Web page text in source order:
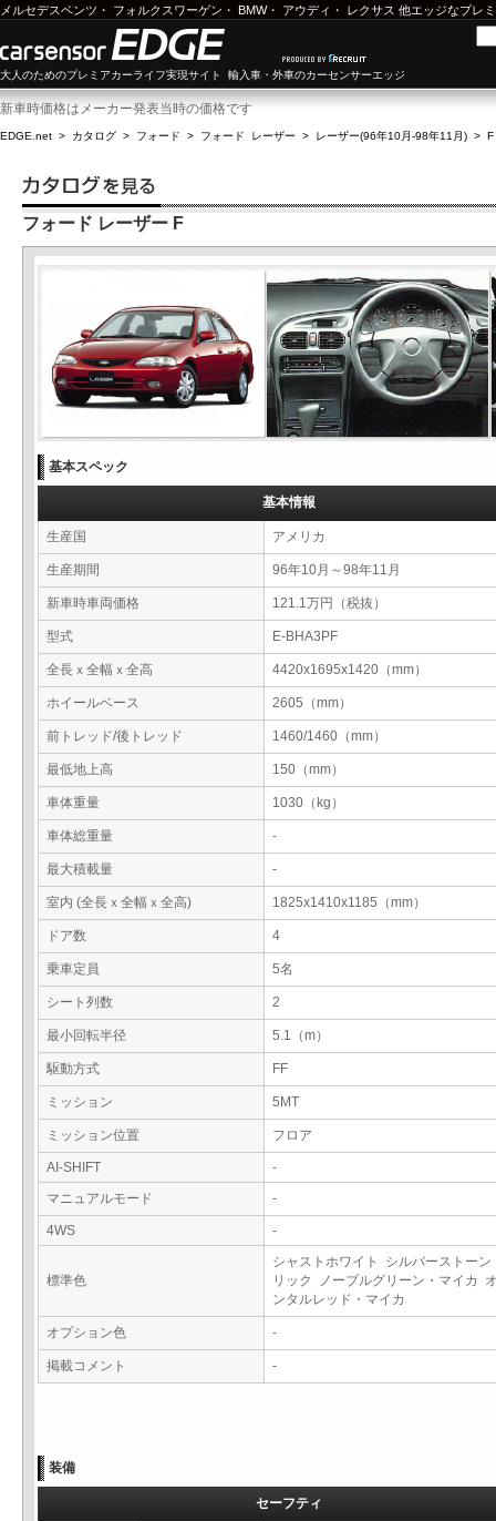
メルセデスベンツ ・ フォルクスワーゲン ・ BMW・ アウディ ・ レクサス 他エッジなプレ
大人のためのプレミアカーライフ実現サイト 輸入車・外車のカーセンサーエッジ
新車時価格はメーカー発表当時の価格です
EDGE.net > カタログ > フォード > フォード レーザー > レーザー(96年10月-98年11月) > F
フォード レーザー F
基本スペック
基本情報
生産国 アメリカ
生産期間 96年10月～98年11月
新車時車両価格 121.1万円（税抜）
型式 E-BHA3PF
全長ｘ全幅ｘ全高 4420x1695x1420（mm）
ホイールベース 2605（mm）
前トレッド/後トレッド 1460/1460（mm）
最低地上高 150（mm）
車体重量 1030（kg）
車体総重量 -
最大積載量 -
室内 (全長ｘ全幅ｘ全高) 1825x1410x1185（mm）
ドア数 4
乗車定員 5名
シート列数 2
最小回転半径 5.1（m）
駆動方式 FF
ミッション 5MT
ミッション位置 フロア
AI-SHIFT
-
マニュアルモード
-
4WS -
標準色
シャストホワイト シルバーストーン
リック ノーブルグリーン・マイカ
ンタルレッド・マイカ
オプション色 -
掲載コメント -
装備
セーフティ